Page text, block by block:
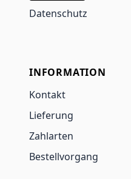
Datenschutz
INFORMATION
Kontakt
Lieferung
Zahlarten
Bestellvorgang